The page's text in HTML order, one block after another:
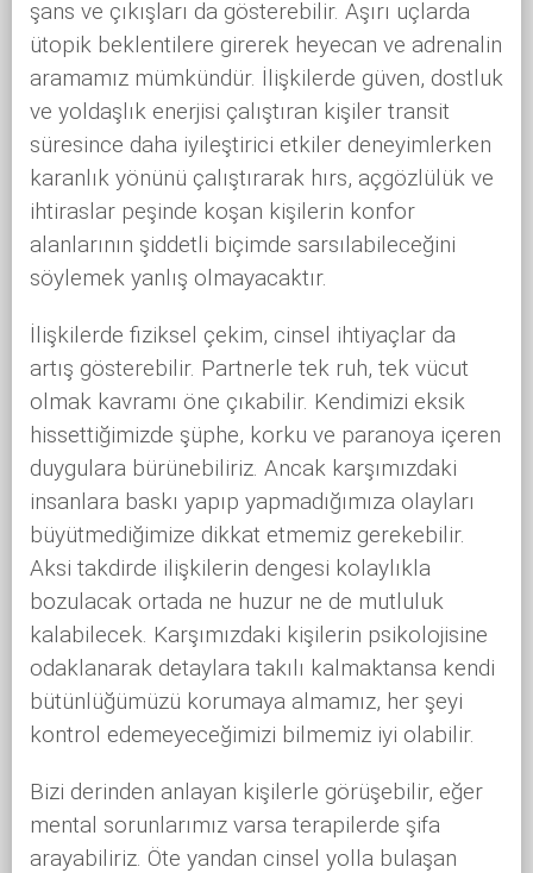
şans ve çıkışları da gösterebilir. Aşırı uçlarda
ütopik beklentilere girerek heyecan ve adrenalin
aramamız mümkündür. İlişkilerde güven, dostluk
ve yoldaşlık enerjisi çalıştıran kişiler transit
süresince daha iyileştirici etkiler deneyimlerken
karanlık yönünü çalıştırarak hırs, açgözlülük ve
ihtiraslar peşinde koşan kişilerin konfor
alanlarının şiddetli biçimde sarsılabileceğini
söylemek yanlış olmayacaktır.
İlişkilerde fiziksel çekim, cinsel ihtiyaçlar da
artış gösterebilir. Partnerle tek ruh, tek vücut
olmak kavramı öne çıkabilir. Kendimizi eksik
hissettiğimizde şüphe, korku ve paranoya içeren
duygulara bürünebiliriz. Ancak karşımızdaki
insanlara baskı yapıp yapmadığımıza olayları
büyütmediğimize dikkat etmemiz gerekebilir.
Aksi takdirde ilişkilerin dengesi kolaylıkla
bozulacak ortada ne huzur ne de mutluluk
kalabilecek. Karşımızdaki kişilerin psikolojisine
odaklanarak detaylara takılı kalmaktansa kendi
bütünlüğümüzü korumaya almamız, her şeyi
kontrol edemeyeceğimizi bilmemiz iyi olabilir.
Bizi derinden anlayan kişilerle görüşebilir, eğer
mental sorunlarımız varsa terapilerde şifa
arayabiliriz. Öte yandan cinsel yolla bulaşan